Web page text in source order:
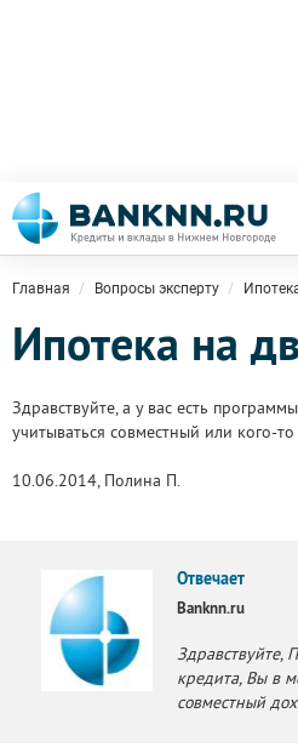
Главная Вопросы эксперту
Ипотека на
Здравствуйте, а у вас есть
учитываться совместный или кого-
10.06.2014, Полина П.
Отвечает
Banknn.ru
Здравствуйте,
кредита, Вы в
совместный